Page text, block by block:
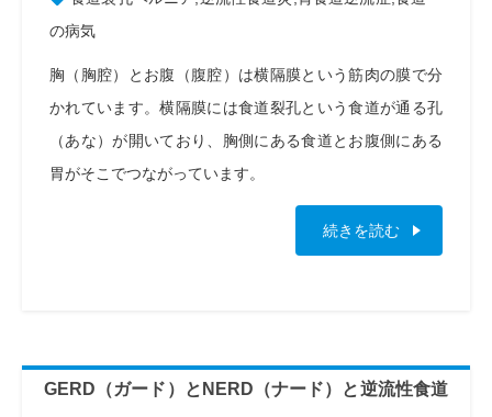
の病気
胸（胸腔）とお腹（腹腔）は横隔膜という筋肉の膜で分
かれています。横隔膜には食道裂孔という食道が通る孔
（あな）が開いており、胸側にある食道とお腹側にある
胃がそこでつながっています。
続きを読む
GERD（ガード）とNERD（ナード）と逆流性食道